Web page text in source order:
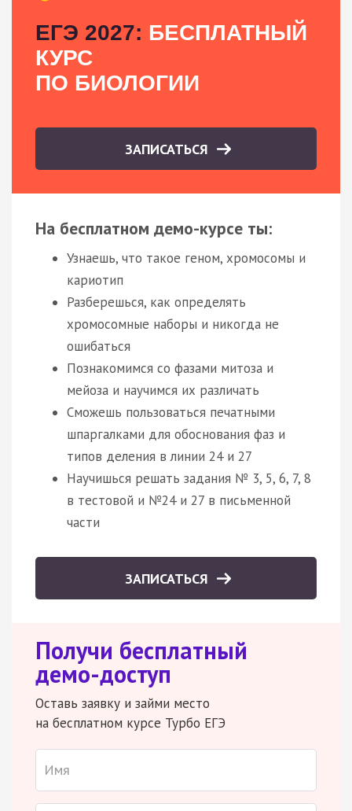
ЕГЭ 2027: БЕСПЛАТНЫЙ
КУРС
ПО БИОЛОГИИ
ЗАПИСАТЬСЯ
На бесплатном демо-курсе ты:
Узнаешь, что такое геном, хромосомы и
кариотип
Разберешься, как определять
хромосомные наборы и никогда не
ошибаться
Познакомимся со фазами митоза и
мейоза и научимся их различать
Сможешь пользоваться печатными
шпаргалками для обоснования фаз и
типов деления в линии 24 и 27
Научишься решать задания № 3, 5, 6, 7, 8
в тестовой и №24 и 27 в письменной
части
ЗАПИСАТЬСЯ
Получи бесплатный
демо-доступ
Оставь заявку и займи место
на бесплатном курсе Турбо ЕГЭ